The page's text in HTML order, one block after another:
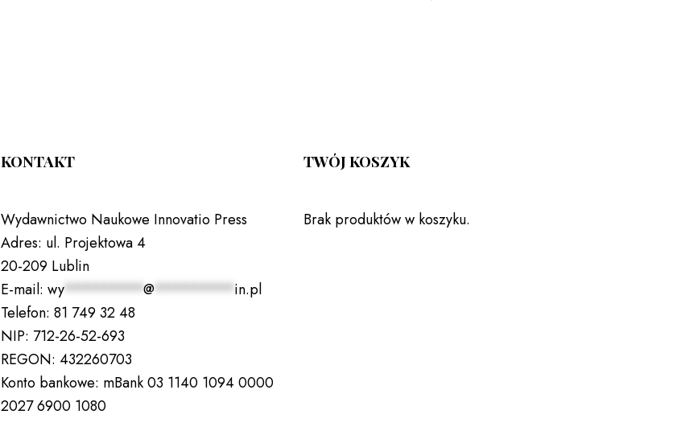
KONTAKT
Wydawnictwo Naukowe Innovatio Press
Adres: ul. Projektowa 4
20-209 Lublin
E-mail: wy*********@*********in.pl
Telefon: 81 749 32 48
NIP: 712-26-52-693
REGON: 432260703
Konto bankowe: mBank 03 1140 1094 0000
2027 6900 1080
TWÓJ KOSZYK
Brak produktów w koszyku.